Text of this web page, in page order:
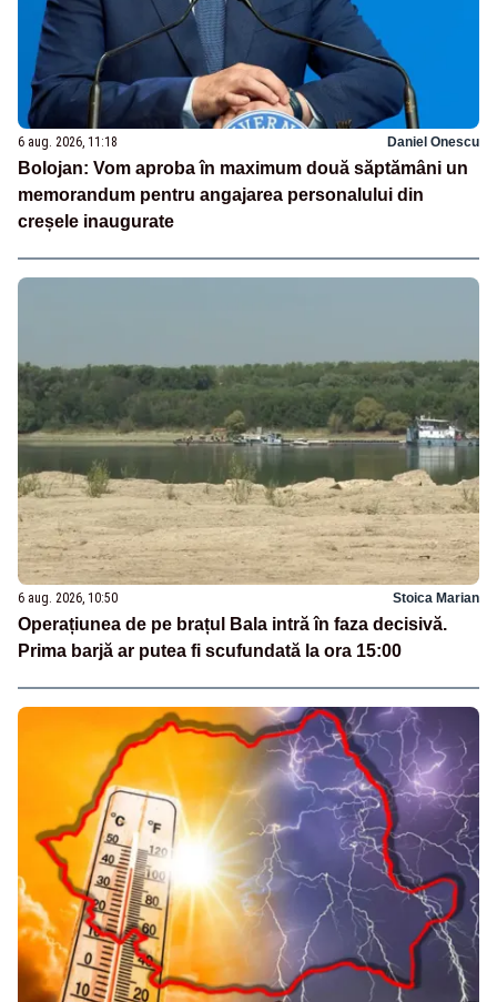
6 aug. 2026, 11:18 Daniel Onescu
Bolojan: Vom aproba în maximum două săptămâni un
memorandum pentru angajarea personalului din
creșele inaugurate
6 aug. 2026, 10:50 Stoica Marian
Operațiunea de pe brațul Bala intră în faza decisivă.
Prima barjă ar putea fi scufundată la ora 15:00